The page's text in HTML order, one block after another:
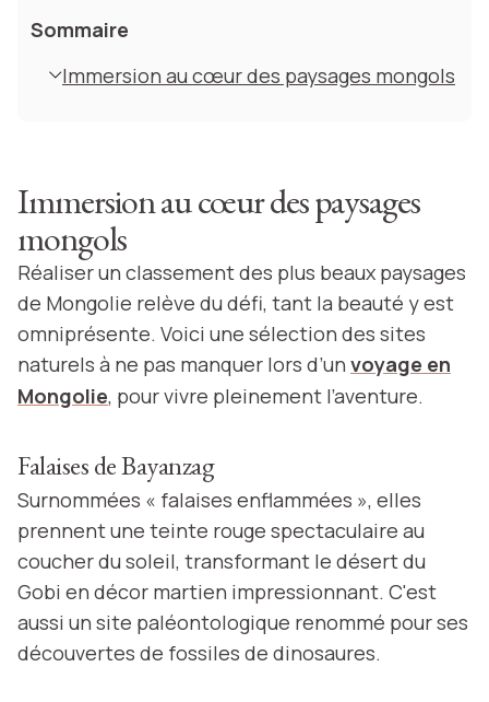
Sommaire
Immersion au cœur des paysages mongols
Immersion au cœur des paysages
mongols
Réaliser un classement des plus beaux paysages
de Mongolie relève du défi, tant la beauté y est
omniprésente. Voici une sélection des sites
naturels à ne pas manquer lors d’un voyage en
Mongolie, pour vivre pleinement l’aventure.
Falaises de Bayanzag
Surnommées « falaises enflammées », elles
prennent une teinte rouge spectaculaire au
coucher du soleil, transformant le désert du
Gobi en décor martien impressionnant. C'est
aussi un site paléontologique renommé pour ses
découvertes de fossiles de dinosaures.